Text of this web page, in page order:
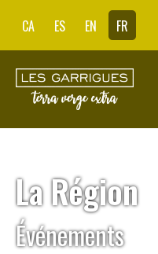
CA ES EN FR
La Région
Événements